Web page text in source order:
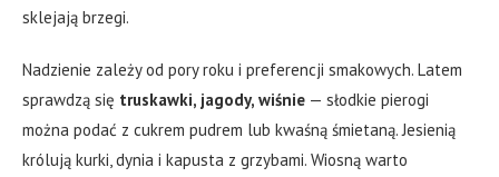
sklejają brzegi.
Nadzienie zależy od pory roku i preferencji smakowych. Latem
sprawdzą się truskawki, jagody, wiśnie — słodkie pierogi
można podać z cukrem pudrem lub kwaśną śmietaną. Jesienią
królują kurki, dynia i kapusta z grzybami. Wiosną warto